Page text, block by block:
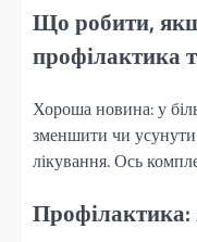
Що робити,
профілактика
Хороша новина: у
зменшити чи
лікування. Ось
Профілактика: